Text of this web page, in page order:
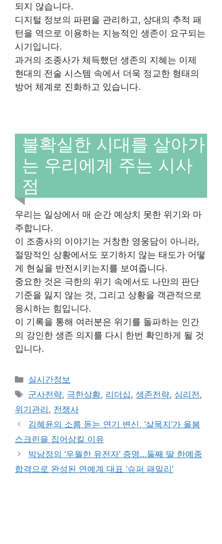
되지 않습니다.
디지털 정보의 파편을 관리하고, 상대의 추적 패
턴을 역으로 이용하는 지능적인 생존이 요구되는
시기입니다.
과거의 조종사가 체득했던 생존의 지혜는 이제
현대의 전술 시스템 속에서 더욱 정교한 형태의
방어 체계로 진화하고 있습니다.
불확실한 시대를 살아가
는 우리에게 주는 시사
점
우리는 일상에서 매 순간 예상치 못한 위기와 마
주합니다.
이 조종사의 이야기는 거창한 영웅담이 아니라,
절망적인 상황에서도 포기하지 않는 태도가 어떻
게 현실을 반전시키는지를 보여줍니다.
중요한 것은 극한의 위기 속에서도 나만의 판단
기준을 잃지 않는 것, 그리고 상황을 객관적으로
응시하는 힘입니다.
이 기록을 통해 여러분은 위기를 돌파하는 인간
의 강인한 생존 의지를 다시 한번 확인하게 될 것
입니다.
Categories
실시간정보
Tags
군사전략, 극한상황, 리더십,생존전략, 심리전,
위기관리 , 전쟁사
김혜윤의 소름 돋는 연기 변신, ‘살목지’가 올봄
스크린을 집어삼킬 이유
박남정의 ‘우월한 유전자’ 증명…둘째 딸 한예종
합격으로 완성된 연예계 대표 ‘슈퍼 패밀리’